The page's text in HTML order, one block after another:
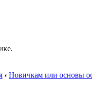
‹ Новичкам или основы